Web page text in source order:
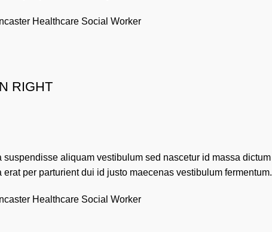
Healthcare Social Worker
RIGHT
suspendisse aliquam vestibulum sed nascetur id massa dictum
erat per parturient dui id justo maecenas vestibulum fermentum.
Healthcare Social Worker